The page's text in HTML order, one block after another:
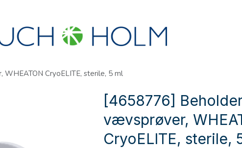
CryoELITE, sterile, 5 ml
[4658776]
vævsprøver,
CryoELITE, sterile,